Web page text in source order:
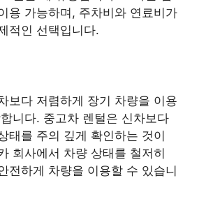
용 가능하며, 주차비와 연료비가
적인 선택입니다.
보다 저렴하게 장기 차량을 이용
니다. 중고차 렌털은 신차보다
태를 주의 깊게 확인하는 것이
회사에서 차량 상태를 철저히
전하게 차량을 이용할 수 있습니